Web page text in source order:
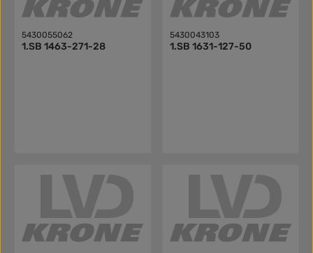
5430055062
1.SB 1463-271-28
5430043103
1.SB 1631-127-50